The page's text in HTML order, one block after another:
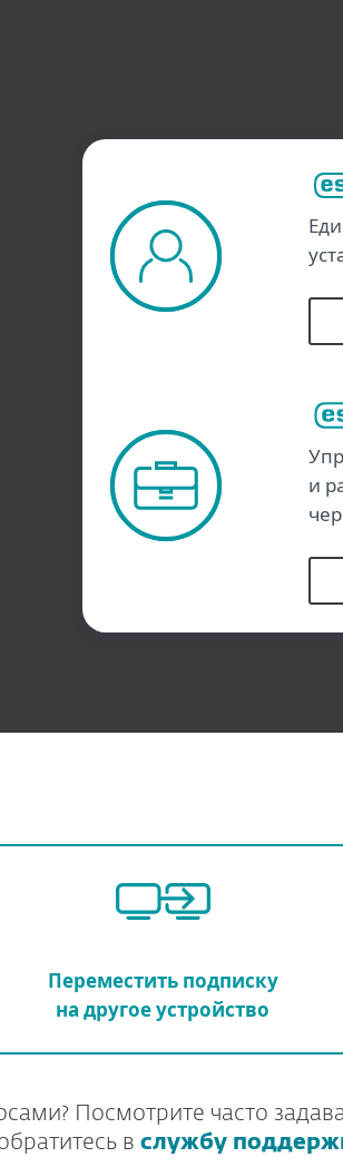
и
Переместить подписку
на другое устройство
Посмотрите часто
в службу